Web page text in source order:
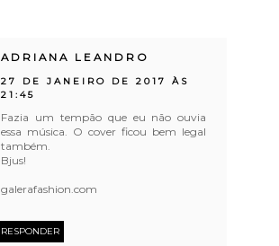
ADRIANA LEANDRO
27 DE JANEIRO DE 2017 ÀS
21:45
Fazia um tempão que eu não ouvia
essa música. O cover ficou bem legal
também.
Bjus!
galerafashion.com
RESPONDER